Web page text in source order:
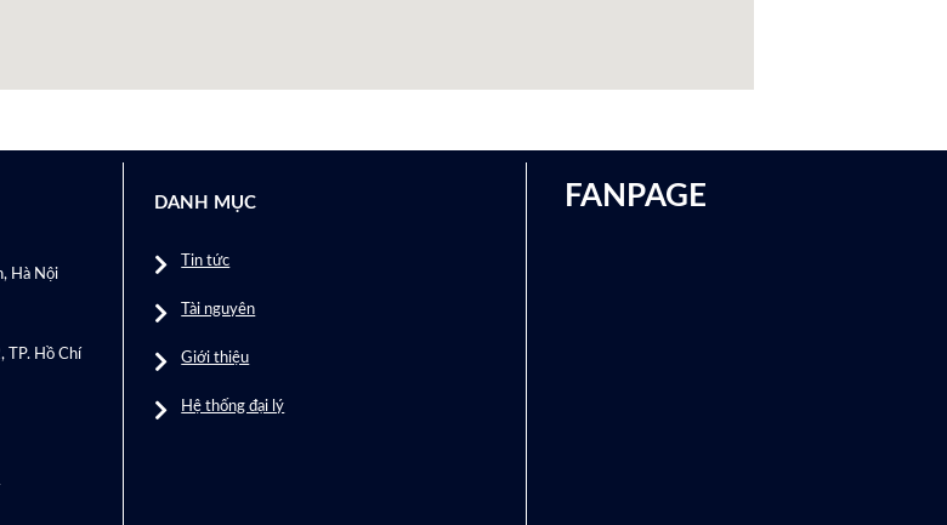
Hà Nội
TP. Hồ Chí
DANH MỤC
Tin tức
Tài nguyên
Giới thiệu
Hệ thống đại lý
FANPAGE